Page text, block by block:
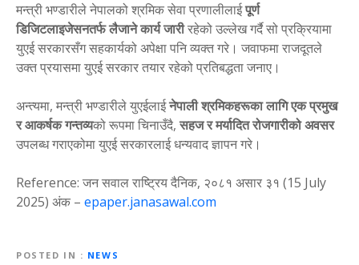
मन्त्री भण्डारीले नेपालको श्रमिक सेवा प्रणालीलाईपूर्ण
डिजिटलाइजेसनतर्फ लैजाने कार्य जारीरहेको उल्लेख गर्दै सो प्रक्रियामा
युएई सरकारसँग सहकार्यको अपेक्षा पनि व्यक्त गरे। जवाफमा राजदूतले
उक्त प्रयासमा युएई सरकार तयार रहेको प्रतिबद्धता जनाए।
अन्त्यमा, मन्त्री भण्डारीले युएईलाईनेपाली श्रमिकहरूका लागि एक प्रमुख
र आकर्षक गन्तव्यको रूपमा चिनाउँदै,सहज र मर्यादित रोजगारीको अवसर
उपलब्ध गराएकोमा युएई सरकारलाई धन्यवाद ज्ञापन गरे।
Reference: जन सवाल राष्ट्रिय दैनिक, २०८१ असार ३१ (15 July
2025) अंक – epaper.janasawal.com
POSTED IN NEWS